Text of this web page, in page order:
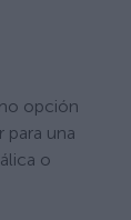
opción
una
o